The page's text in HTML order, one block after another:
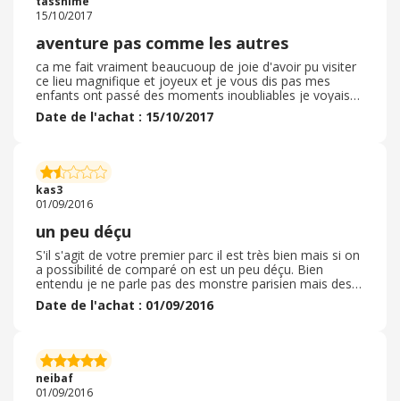
15/10/2017
aventure pas comme les autres
ca me fait vraiment beaucuoup de joie d'avoir pu visiter
ce lieu magnifique et joyeux et je vous dis pas mes
enfants ont passé des moments inoubliables je voyais
dans leurs yeux comment ils étaient très heureux d'avoir
eu la chance de le visiter
Date de l'achat : 15/10/2017
kas3
01/09/2016
un peu déçu
S'il s'agit de votre premier parc il est très bien mais si on
a possibilité de comparé on est un peu déçu. Bien
entendu je ne parle pas des monstre parisien mais des
parcs de la même envergure. Mais il est tout de même
agréable a visiter avec de belle attraction à sensations.
Date de l'achat : 01/09/2016
neibaf
01/09/2016